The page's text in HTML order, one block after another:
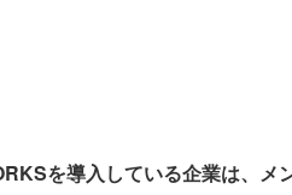
を導入している企業は、メ